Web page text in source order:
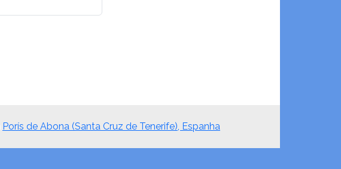
Porís de Abona (Santa Cruz de Tenerife), Espanha